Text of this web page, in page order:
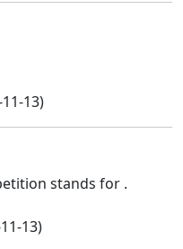
13)
stands for .
13)